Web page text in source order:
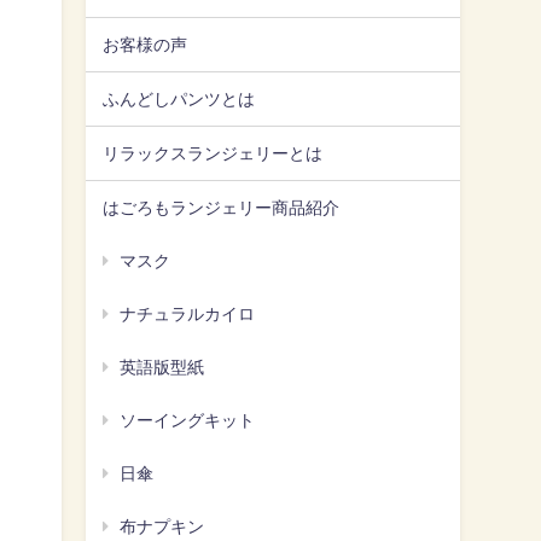
お客様の声
ふんどしパンツとは
リラックスランジェリーとは
はごろもランジェリー商品紹介
マスク
ナチュラルカイロ
英語版型紙
ソーイングキット
日傘
布ナプキン